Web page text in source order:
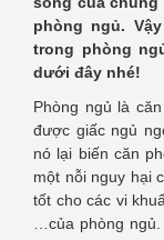
phòng ngủ.
trong phòng
dưới đây nhé!
Phòng ngủ là
được giấc ngủ
nó lại biến căn
một nỗi nguy hại
tốt cho các vi
…của phòng